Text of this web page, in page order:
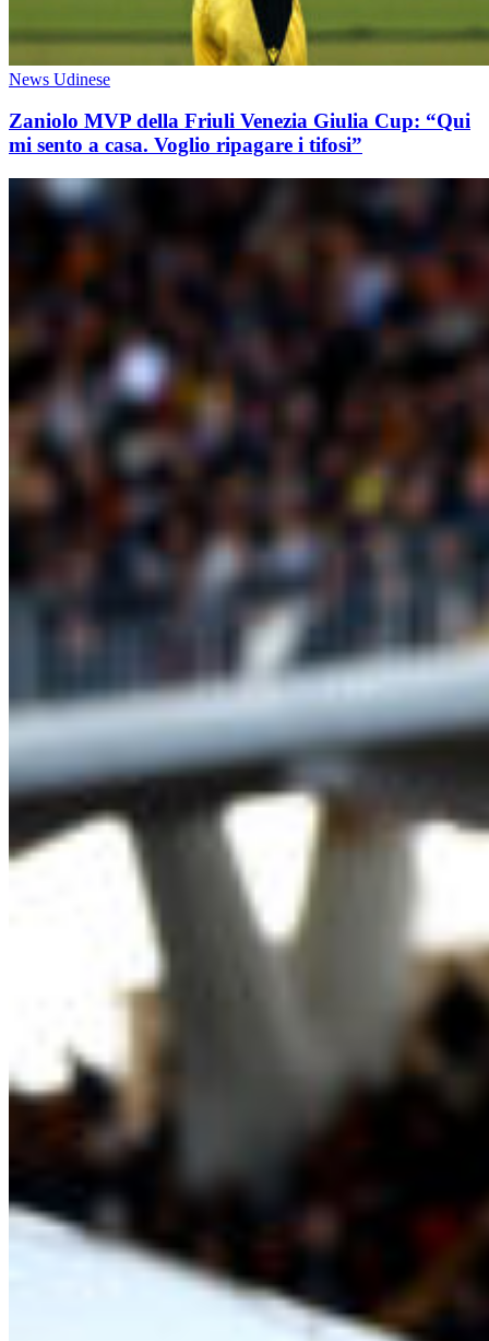
News Udinese
Zaniolo MVP della Friuli Venezia Giulia Cup: “Qui
mi sento a casa. Voglio ripagare i tifosi”